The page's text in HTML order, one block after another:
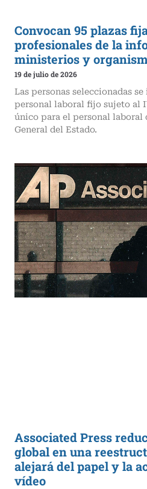
Convocan 95 plazas
profesionales de la
ministerios y
19 de julio de 2026
Las personas seleccionadas
personal laboral fijo sujeto al
único para el personal laboral
General del Estado.
Associated Press
global en una
alejará del papel y la
vídeo